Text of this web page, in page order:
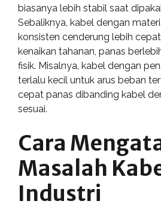
biasanya lebih stabil saat
Sebaliknya, kabel dengan
konsisten cenderung lebih
kenaikan tahanan, panas
fisik. Misalnya, kabel dengan
terlalu kecil untuk arus beban
cepat panas dibanding kabel
sesuai.
Cara
Masalah
Industri